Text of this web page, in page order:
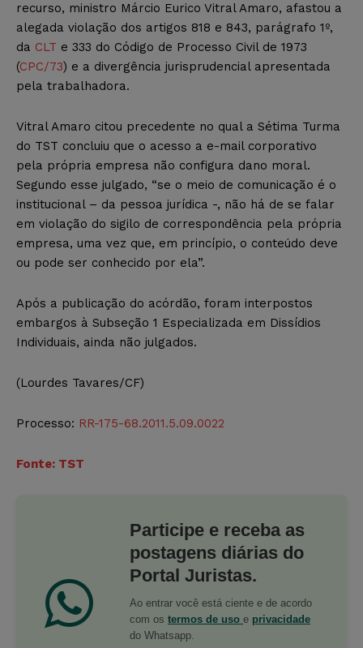
recurso, ministro Márcio Eurico Vitral Amaro, afastou a
alegada violação dos artigos 818 e 843, parágrafo 1º,
da CLT e 333 do Código de Processo Civil de 1973
(CPC/73) e a divergência jurisprudencial apresentada
pela trabalhadora.
Vitral Amaro citou precedente no qual a Sétima Turma
do TST concluiu que o acesso a e-mail corporativo
pela própria empresa não configura dano moral.
Segundo esse julgado, “se o meio de comunicação é o
institucional – da pessoa jurídica -, não há de se falar
em violação do sigilo de correspondência pela própria
empresa, uma vez que, em princípio, o conteúdo deve
ou pode ser conhecido por ela”.
Após a publicação do acórdão, foram interpostos
embargos à Subseção 1 Especializada em Dissídios
Individuais, ainda não julgados.
(Lourdes Tavares/CF)
Processo: RR-175-68.2011.5.09.0022
Fonte: TST
Participe e receba as
postagens diárias do
Portal Juristas.
Ao entrar você está ciente e de acordo
com os termos de uso e privacidade
do Whatsapp.